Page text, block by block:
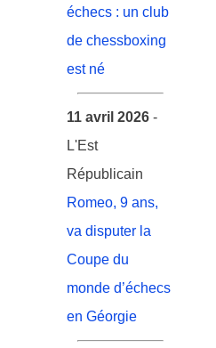
échecs : un club
de chessboxing
est né
11 avril 2026 -
L'Est
Républicain
Romeo, 9 ans,
va disputer la
Coupe du
monde d’échecs
en Géorgie